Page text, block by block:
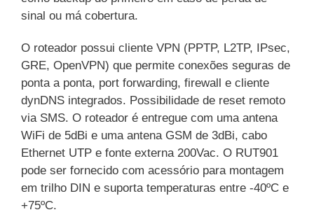
sinal ou má cobertura.
O roteador possui cliente VPN (PPTP, L2TP, IPsec,
GRE, OpenVPN) que permite conexões seguras de
ponta a ponta, port forwarding, firewall e cliente
dynDNS integrados. Possibilidade de reset remoto
via SMS. O roteador é entregue com uma antena
WiFi de 5dBi e uma antena GSM de 3dBi, cabo
Ethernet UTP e fonte externa 200Vac. O RUT901
pode ser fornecido com acessório para montagem
em trilho DIN e suporta temperaturas entre -40ºC e
+75ºC.